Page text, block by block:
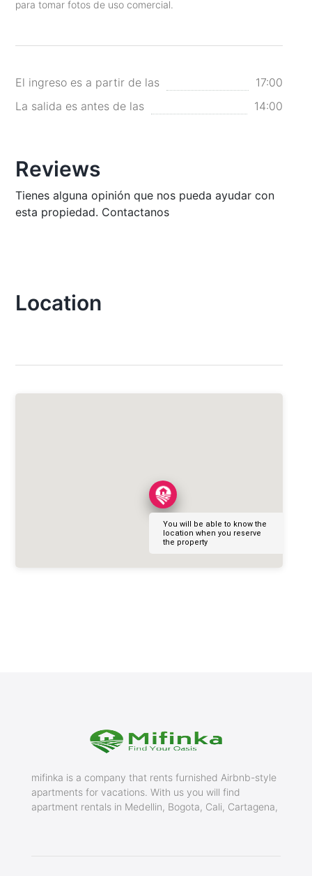
para tomar fotos de uso comercial.
El ingreso es a partir de las
17:00
La salida es antes de las
14:00
Reviews
Tienes alguna opinión que nos pueda ayudar con
esta propiedad. Contactanos
Location
You will be able to know the
location when you reserve
the property
mifinka is a company that rents furnished Airbnb-style
apartments for vacations. With us you will find
apartment rentals in Medellin, Bogota, Cali, Cartagena,